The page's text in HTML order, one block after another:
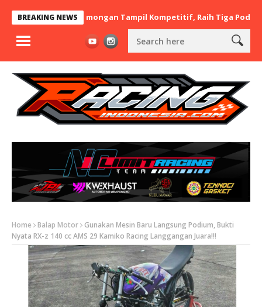
BREAKING NEWS
Asal Lamongan Tampil Kompetitif, Raih Tiga Podium di
Home Balap Motor Gunakan Mesin Baru Langsung Podium, Bukti
Nyata RX-z 140 cc AMS 29 Kamiko Racing Langgangan Juara!!!